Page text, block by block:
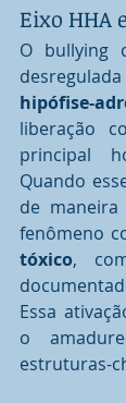
Eixo HHA
O bullying
hipófise-
liberação
principal
Quando
de
fenômeno
tóxico,
Essa
o
estruturas-